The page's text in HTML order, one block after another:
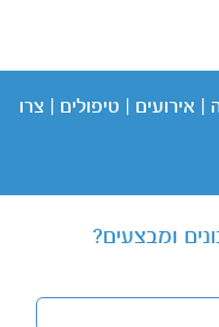
| אירועים | טיפולים | צרו
ומבצעים?